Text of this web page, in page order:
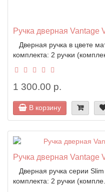
Ручка дверная Vantage
Дверная ручка в цвете
комплекта: 2 ручки
1 300.00 р.
В корзину
Ручка дверная Vantage
Дверная ручка серии
комплекта: 2 ручки (компле..